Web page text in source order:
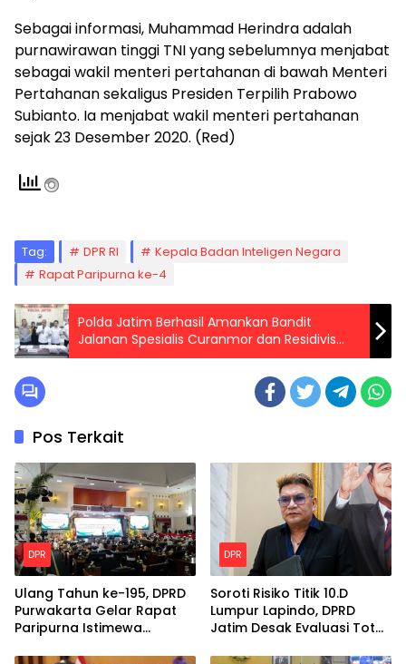
Sebagai informasi, Muhammad Herindra adalah
purnawirawan tinggi TNI yang sebelumnya menjabat
sebagai wakil menteri pertahanan di bawah Menteri
Pertahanan sekaligus Presiden Terpilih Prabowo
Subianto. Ia menjabat wakil menteri pertahanan
sejak 23 Desember 2020. (Red)
Tag: DPR RI
Kepala Badan Inteligen Negara
Rapat Paripurna ke-4
Polda Jatim Berhasil Amankan Bandit
Jalanan Spesialis Curanmor dan Residivis
Jambret.
Pos Terkait
DPR
Ulang Tahun ke-195, DPRD
Purwakarta Gelar Rapat
Paripurna Istimewa
DPR
Soroti Risiko Titik 10.D
Lumpur Lapindo, DPRD
Jatim Desak Evaluasi Total